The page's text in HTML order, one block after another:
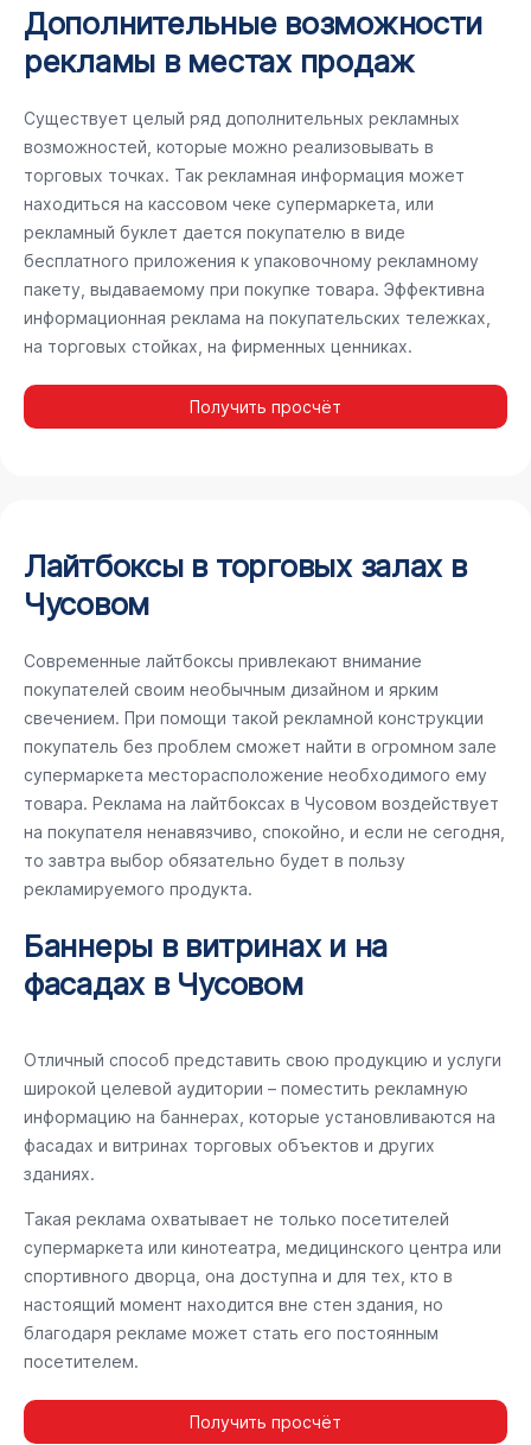
Дополнительные возможности
рекламы в местах продаж
Существует целый ряд дополнительных рекламных
возможностей, которые можно реализовывать в
торговых точках. Так рекламная информация может
находиться на кассовом чеке супермаркета, или
рекламный буклет дается покупателю в виде
бесплатного приложения к упаковочному рекламному
пакету, выдаваемому при покупке товара. Эффективна
информационная реклама на покупательских тележках,
на торговых стойках, на фирменных ценниках.
Получить просчёт
Лайтбоксы в торговых залах в
Чусовом
Современные лайтбоксы привлекают внимание
покупателей своим необычным дизайном и ярким
свечением. При помощи такой рекламной конструкции
покупатель без проблем сможет найти в огромном зале
супермаркета месторасположение необходимого ему
товара. Реклама на лайтбоксах в Чусовом воздействует
на покупателя ненавязчиво, спокойно, и если не сегодня,
то завтра выбор обязательно будет в пользу
рекламируемого продукта.
Баннеры в витринах и на
фасадах в Чусовом
Отличный способ представить свою продукцию и услуги
широкой целевой аудитории – поместить рекламную
информацию на баннерах, которые установливаются на
фасадах и витринах торговых объектов и других
зданиях.
Такая реклама охватывает не только посетителей
супермаркета или кинотеатра, медицинского центра или
спортивного дворца, она доступна и для тех, кто в
настоящий момент находится вне стен здания, но
благодаря рекламе может стать его постоянным
посетителем.
Получить просчёт